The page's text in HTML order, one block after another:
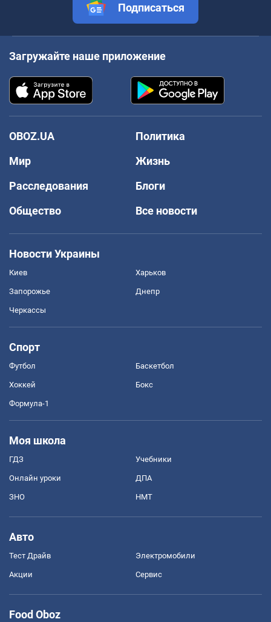
Подписаться
Загружайте наше приложение
OBOZ.UA
Политика
Мир
Жизнь
Расследования
Блоги
Общество
Все новости
Новости Украины
Киев Харьков
Запорожье Днепр
Черкассы
Спорт
Футбол Баскетбол
Хоккей Бокс
Формула-1
Моя школа
ГДЗ Учебники
Онлайн уроки ДПА
ЗНО НМТ
Авто
Тест Драйв Электромобили
Акции Сервис
Food Oboz